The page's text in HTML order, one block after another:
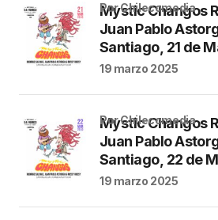
Mystic Changos
Juan Pablo
Santiago, 21 de
por Chilecomedia
19 marzo 2025
Mystic Changos
Juan Pablo
Santiago, 22 de
por Chilecomedia
19 marzo 2025